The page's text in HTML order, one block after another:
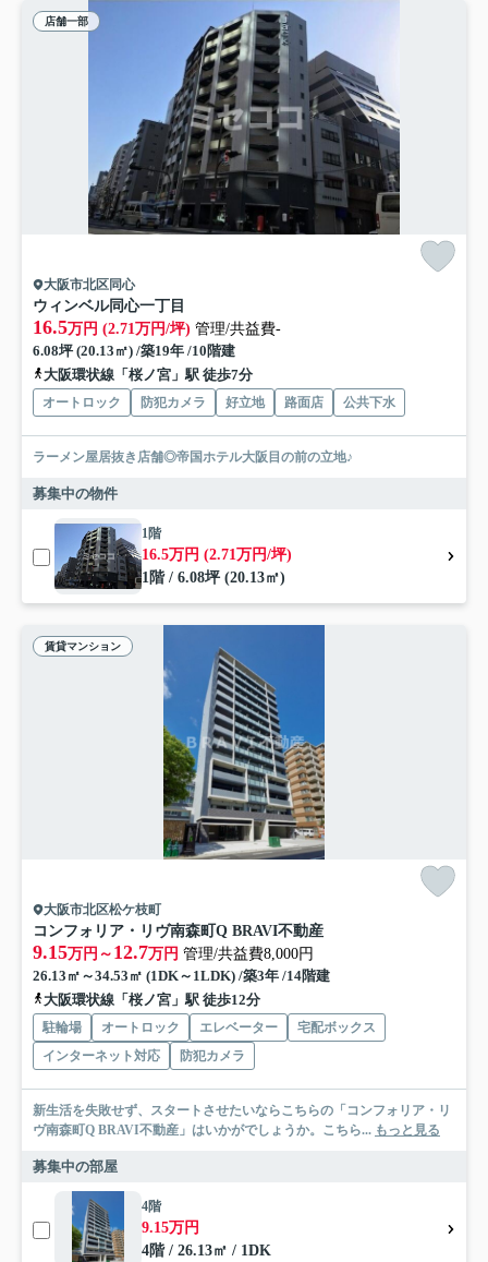
店舗一部
大阪市北区同心
ウィンベル同心一丁目
16.5万円 (2.71万円/坪) 管理/共益費-
6.08坪 (20.13㎡) /築19年 /10階建
大阪環状線「桜ノ宮」駅 徒歩7分
オートロック 防犯カメラ 好立地 路面店 公共下水
ラーメン屋居抜き店舗◎帝国ホテル大阪目の前の立地♪
募集中の物件
1階
16.5万円 (2.71万円/坪)
1階 / 6.08坪 (20.13㎡)
賃貸マンション
大阪市北区松ケ枝町
コンフォリア・リヴ南森町Q BRAVI不動産
9.15万円～ 12.7万円 管理/共益費8,000円
26.13㎡～34.53㎡ (1DK～1LDK) /築3年 /14階建
大阪環状線「桜ノ宮」駅 徒歩12分
駐輪場 オートロック エレベーター
宅配ボックス
インターネット対応
防犯カメラ
新生活を失敗せず、スタートさせたいならこちらの「コンフォリア・リ
ヴ南森町Q BRAVI不動産」はいかがでしょうか。こちら... もっと見る
募集中の部屋
4階
9.15万円
4階 / 26.13㎡ / 1DK